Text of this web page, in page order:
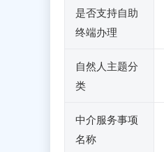
是否支持自助
终端办理
自然人主题分
类
中介服务事项
名称